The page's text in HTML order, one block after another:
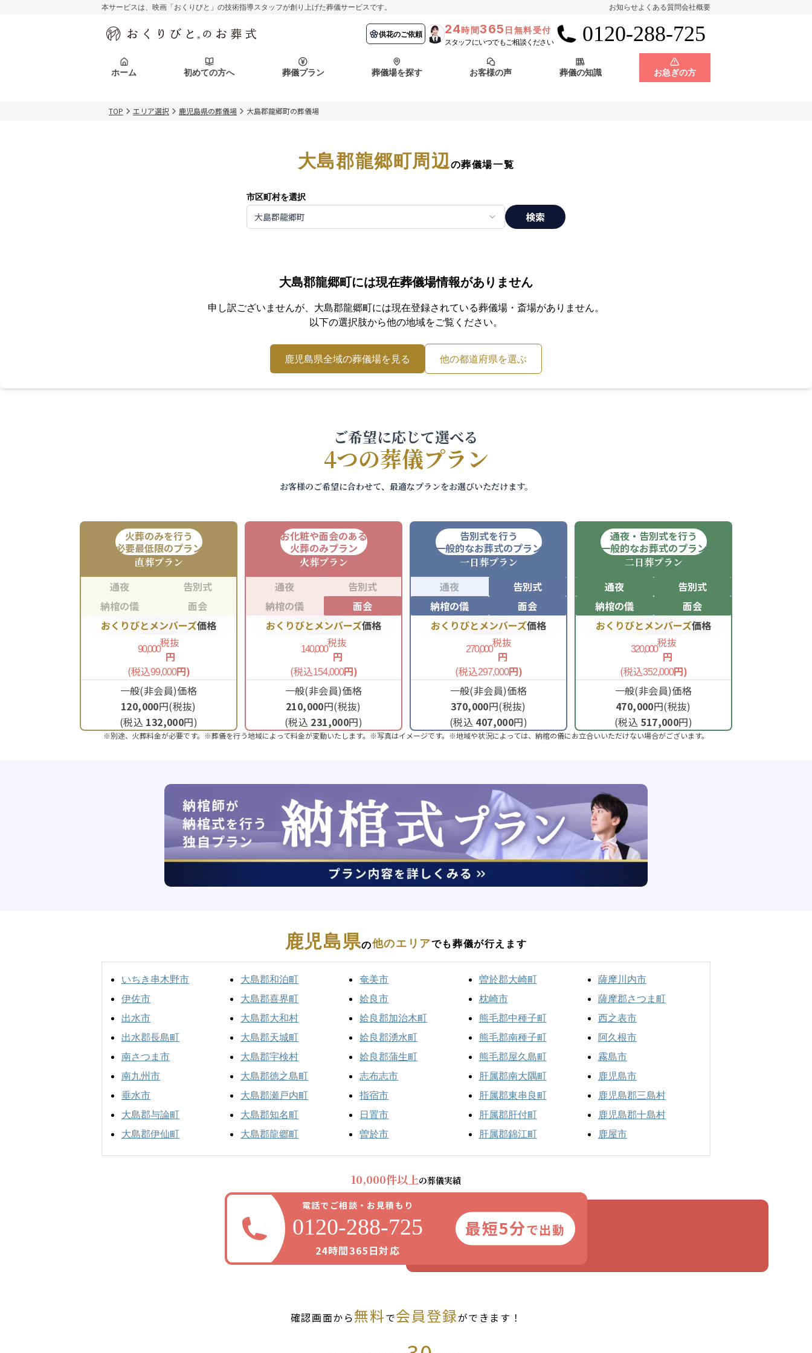
本サービスは、映画「おくりびと」の技術指導スタッフが創り上げた葬儀サービスです。 お知らせよくある質問会社概要
供花のご依頼 24時間365 日無料受付
スタッフにいつでもご相談ください 0120-288-725
ホーム 初めての方へ
初めての方へ 初めての方へ
葬儀プラン 葬儀場を探す
関東エリア 東京都
函館市
お客様の声
お客様の声 ご葬儀事例
葬儀の知識
葬儀の知識 葬儀の知識
お急ぎの方
初めての方へ 初めての方へ 納棺の儀とは？ 葬儀の流れ 会員制度
会社を知る スタッフ一覧
関東エリア 東京都 埼玉県 千葉県 神奈川県
北海道エリア 札幌市
お客様の声 ご葬儀事例 お客様の声 よくある質問
葬儀の知識 葬儀の知識 供花のご依頼
TOP エリア選択 鹿児島県の葬儀場 大島郡龍郷町の葬儀場
大島郡龍郷町周辺 の葬儀場一覧
市区町村を選択
大島郡龍郷町 検索
大島郡龍郷町には現在葬儀場情報がありません
申し訳ございませんが、 大島郡龍郷町には現在登録されている葬儀場・斎場がありません。
以下の選択肢から他の地域をご覧ください。
鹿児島県全域の葬儀場を見る 他の都道府県を選ぶ
ご希望に応じて選べる
4つの葬儀プラン
お客様のご希望に合わせて、最適なプランをお選びいただけます。
火葬のみを行う
必要最低限のプラン
直葬プラン
通夜
告別式
納棺の儀
面会
おくりびとメンバーズ価格
90,000税抜
円
(税込99,000円)
一般(非会員)価格
120,000円(税抜)
(税込 132,000円)
お化粧や面会のある
火葬のみプラン
火葬プラン
通夜
告別式
納棺の儀
面会
おくりびとメンバーズ価格
140,000税抜
円
(税込154,000円)
一般(非会員)価格
210,000円(税抜)
(税込 231,000円)
告別式を行う
一般的なお葬式のプラン
一日葬プラン
通夜
告別式
納棺の儀
面会
おくりびとメンバーズ価格
270,000税抜
円
(税込297,000円)
一般(非会員)価格
370,000円(税抜)
(税込 407,000円)
通夜・告別式を行う
一般的なお葬式のプラン
二日葬プラン
通夜
告別式
納棺の儀
面会
おくりびとメンバーズ価格
320,000税抜
円
(税込352,000円)
一般(非会員)価格
470,000円(税抜)
(税込 517,000円)
※別途、火葬料金が必要です。※葬儀を行う地域によって料金が変動いたします。※写真はイメージです。※地域や状況によっては、納棺の儀にお立合いいただけない場合がございます。
鹿児島県の他のエリアでも葬儀が行えます
いちき串木野市
伊佐市
出水市
出水郡長島町
南さつま市
南九州市
垂水市
大島郡与論町
大島郡伊仙町
大島郡和泊町
大島郡喜界町
大島郡大和村
大島郡天城町
大島郡宇検村
大島郡徳之島町
大島郡瀬戸内町
大島郡知名町
大島郡龍郷町
奄美市
姶良市
姶良郡加治木町
姶良郡湧水町
姶良郡蒲生町
志布志市
指宿市
日置市
曽於市
曽於郡大崎町
枕崎市
熊毛郡中種子町
熊毛郡南種子町
熊毛郡屋久島町
肝属郡南大隅町
肝属郡東串良町
肝属郡肝付町
肝属郡錦江町
薩摩川内市
薩摩郡さつま町
西之表市
阿久根市
霧島市
鹿児島市
鹿児島郡三島村
鹿児島郡十島村
鹿屋市
10,000件以上の葬儀実績
電話でご相談・お見積もり
0120-288-725
24時間365日対応
最短5分で出動
確認画面から無料で会員登録ができます！